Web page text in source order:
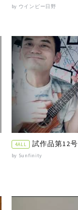
by ウインピー日野
4ALL 試作品第12号
by Sunfinity